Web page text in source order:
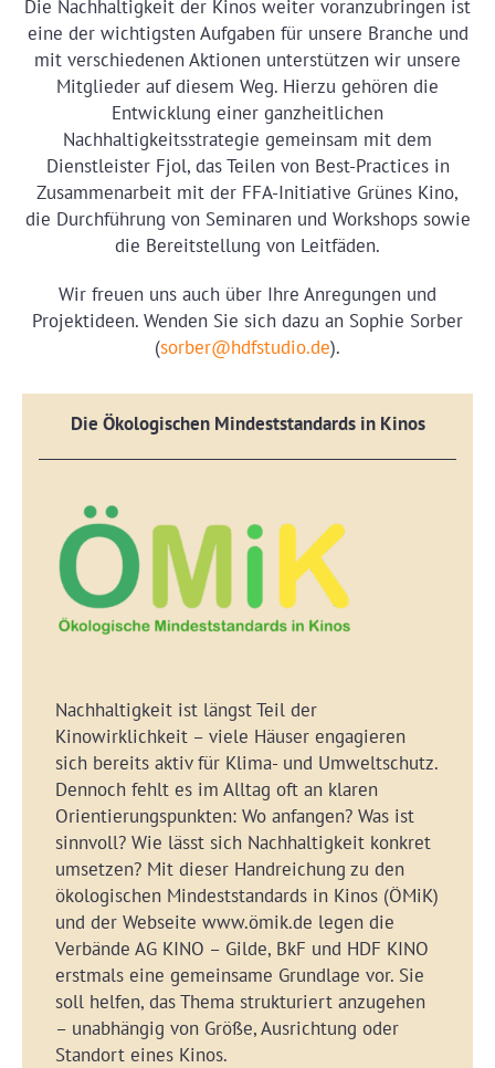
Die Nachhaltigkeit der Kinos weiter voranzubringen ist
eine der wichtigsten Aufgaben für unsere Branche und
mit verschiedenen Aktionen unterstützen wir unsere
Mitglieder auf diesem Weg. Hierzu gehören die
Entwicklung einer ganzheitlichen
Nachhaltigkeitsstrategie gemeinsam mit dem
Dienstleister Fjol, das Teilen von Best-Practices in
Zusammenarbeit mit der FFA-Initiative Grünes Kino,
die Durchführung von Seminaren und Workshops sowie
die Bereitstellung von Leitfäden.
Wir freuen uns auch über Ihre Anregungen und
Projektideen. Wenden Sie sich dazu an Sophie Sorber
(sorber@hdfstudio.de).
Die Ökologischen Mindeststandards in Kinos
Nachhaltigkeit ist längst Teil der
Kinowirklichkeit – viele Häuser engagieren
sich bereits aktiv für Klima- und Umweltschutz.
Dennoch fehlt es im Alltag oft an klaren
Orientierungspunkten: Wo anfangen? Was ist
sinnvoll? Wie lässt sich Nachhaltigkeit konkret
umsetzen? Mit dieser Handreichung zu den
ökologischen Mindeststandards in Kinos (ÖMiK)
und der Webseite www.ömik.de legen die
Verbände AG KINO – Gilde, BkF und HDF KINO
erstmals eine gemeinsame Grundlage vor. Sie
soll helfen, das Thema strukturiert anzugehen
– unabhängig von Größe, Ausrichtung oder
Standort eines Kinos.